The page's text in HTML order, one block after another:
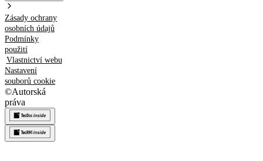
Zásady ochrany
osobních údajů
Podmínky
použití
Vlastnictví webu
Nastavení
souborů cookie
©Autorská
práva